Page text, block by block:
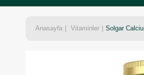
Anasayfa Vitaminler Solgar